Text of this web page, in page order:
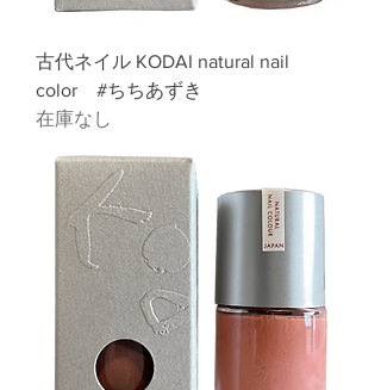
古代ネイル KODAI natural nail
color #ちちあずき
在庫なし